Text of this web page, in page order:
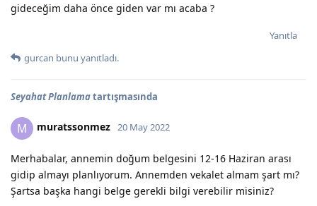
gideceğim daha önce giden var mı acaba ?
Yanıtla
gurcan bunu yanıtladı.
Seyahat Planlamatartışmasında
M muratssonmez 20 May 2022
Merhabalar, annemin doğum belgesini 12-16 Haziran arası
gidip almayı planlıyorum. Annemden vekalet almam şart mı?
Şartsa başka hangi belge gerekli bilgi verebilir misiniz?